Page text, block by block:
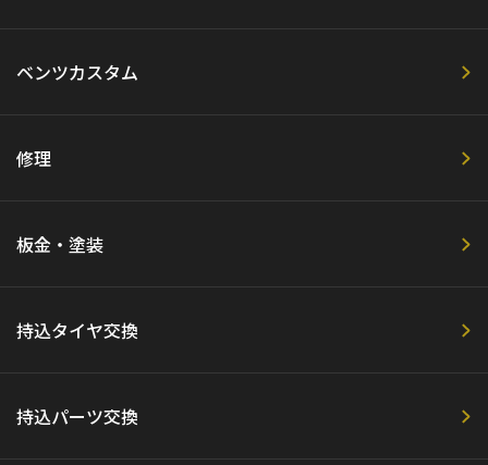
ベンツカスタム
修理
板金・塗装
持込タイヤ交換
持込パーツ交換